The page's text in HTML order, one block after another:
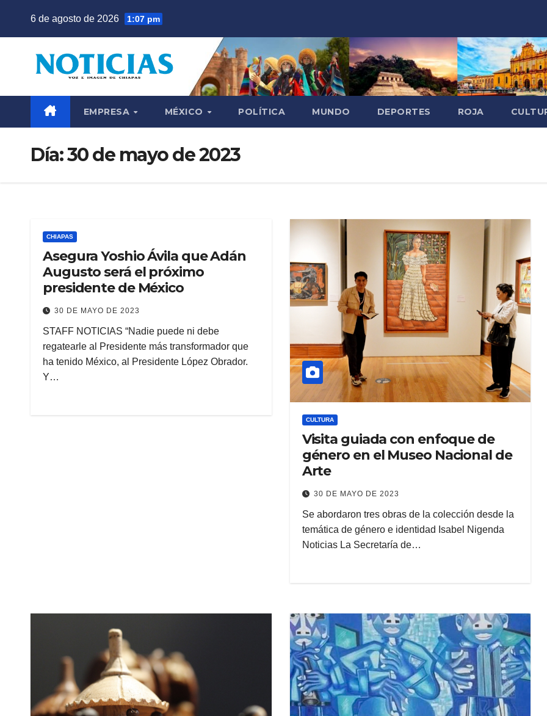
6 de agosto de 2026 1:07 pm
EMPRESA MÉXICO POLÍTICA MUNDO DEPORTES ROJA
Día:30 de mayo de 2023
CHIAPAS
Asegura Yoshio Ávila que Adán
Augusto será el próximo
presidente de México
30 DE MAYO DE 2023
STAFF NOTICIAS “Nadie puede ni debe
regatearle al Presidente más transformador que
ha tenido México, al Presidente López Obrador.
Y…
CULTURA
Visita guiada con enfoque de
género en el Museo Nacional de
Arte
30 DE MAYO DE 2023
Se abordaron tres obras de la colección desde la
temática de género e identidad Isabel Nigenda
Noticias La Secretaría de…